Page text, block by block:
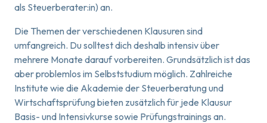
als Steuerberater:in) an.
Die Themen der verschiedenen Klausuren sind
umfangreich. Du solltest dich deshalb intensiv über
mehrere Monate darauf vorbereiten. Grundsätzlich ist das
aber problemlos im Selbststudium möglich. Zahlreiche
Institute wie die Akademie der Steuerberatung und
Wirtschaftsprüfung bieten zusätzlich für jede Klausur
Basis- und Intensivkurse sowie Prüfungstrainings an.